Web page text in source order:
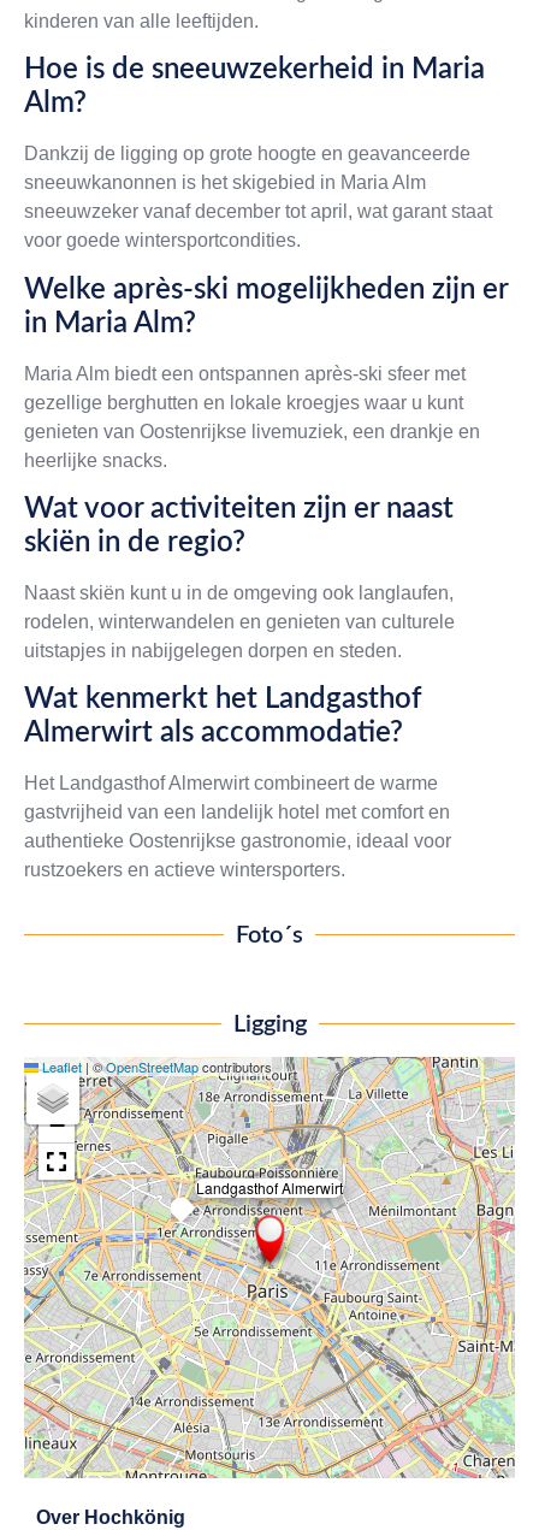
kinderen van alle leeftijden.
Hoe is de sneeuwzekerheid in Maria
Alm?
Dankzij de ligging op grote hoogte en geavanceerde
sneeuwkanonnen is het skigebied in Maria Alm
sneeuwzeker vanaf december tot april, wat garant staat
voor goede wintersportcondities.
Welke après-ski mogelijkheden zijn er
in Maria Alm?
Maria Alm biedt een ontspannen après-ski sfeer met
gezellige berghutten en lokale kroegjes waar u kunt
genieten van Oostenrijkse livemuziek, een drankje en
heerlijke snacks.
Wat voor activiteiten zijn er naast
skiën in de regio?
Naast skiën kunt u in de omgeving ook langlaufen,
rodelen, winterwandelen en genieten van culturele
uitstapjes in nabijgelegen dorpen en steden.
Wat kenmerkt het Landgasthof
Almerwirt als accommodatie?
Het Landgasthof Almerwirt combineert de warme
gastvrijheid van een landelijk hotel met comfort en
authentieke Oostenrijkse gastronomie, ideaal voor
rustzoekers en actieve wintersporters.
Foto´s
Ligging
Landgasthof Almerwirt
×
+
−
Leaflet |©OpenStreetMapcontributors
Over Hochkönig